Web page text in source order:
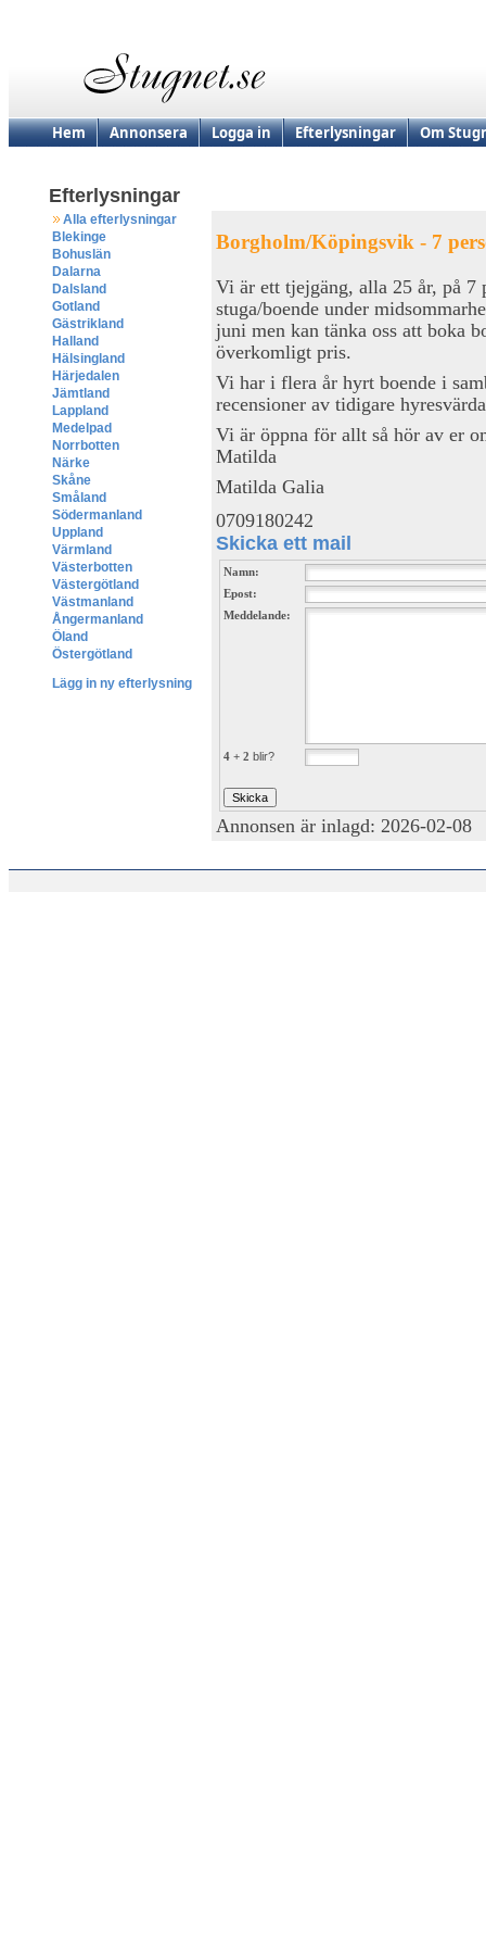
Hem Annonsera Logga in Efterlysningar Om
Efterlysningar
Alla efterlysningar
Blekinge
Bohuslän
Dalarna
Dalsland
Gotland
Gästrikland
Halland
Hälsingland
Härjedalen
Jämtland
Lappland
Medelpad
Norrbotten
Närke
Skåne
Småland
Södermanland
Uppland
Värmland
Västerbotten
Västergötland
Västmanland
Ångermanland
Öland
Östergötland
Lägg in ny efterlysning
Borgholm/Köpingsvik - 7
Vi är ett tjejgäng, alla 25 år, på 7
stuga/boende under
juni men kan tänka oss att boka
överkomligt pris.
Vi har i flera år hyrt boende i
recensioner av tidigare
Vi är öppna för allt så hör av er
Matilda
Matilda Galia
0709180242
Skicka ett mail
Namn:
Epost:
Meddelande:
4 + 2 blir?
Annonsen är inlagd: 2026-02-08